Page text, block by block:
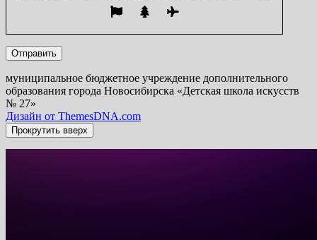
муниципальное бюджетное учреждение дополнительного
образования города Новосибирска «Детская школа искусств
№ 27»
Дизайн от ThemesDNA.com
Прокрутить вверх